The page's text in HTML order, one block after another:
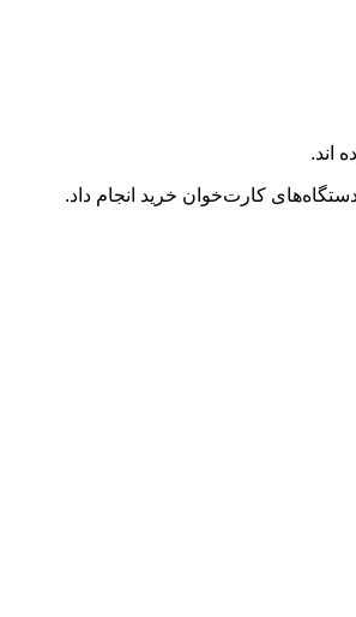
اند.
کارت‌خوان خرید انجام داد.